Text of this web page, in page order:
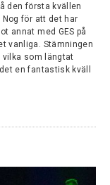
den första kvällen
för att det har
annat med GES på
vanliga. Stämningen
som längtat
en fantastisk kväll